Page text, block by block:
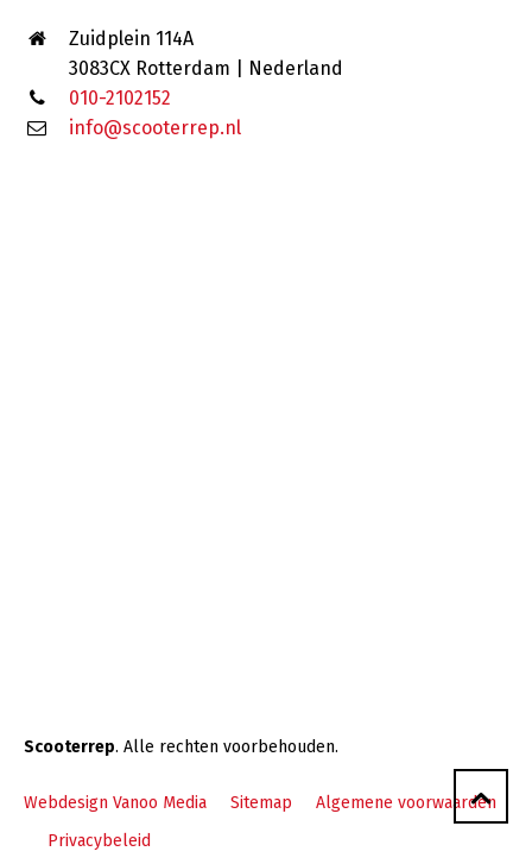
Zuidplein 114A
3083CX Rotterdam | Nederland
010-2102152
info@scooterrep.nl
Scooterrep. Alle rechten voorbehouden.
Webdesign Vanoo Media Sitemap
Algemene voorwaarden
Privacybeleid